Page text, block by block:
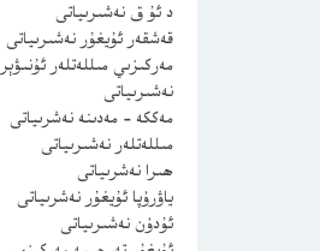
د ئۇ ق نەشىرىياتى
قەشقەر ئۇيغۇر نەشىرىياتى
مەركىزىي مىللەتلەر
نەشىرىياتى
مەككە – مەدىنە نەشرىياتى
مىللەتلەر نەشىرىياتى
ھىرا نەشرىياتى
ياۋرۇپا ئۇيغۇر نەشرىياتى
ئۇدۇن نەشىرىياتى